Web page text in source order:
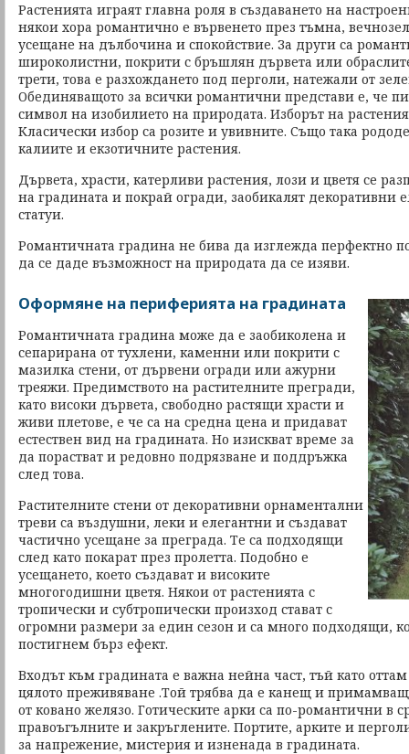
Растенията играят главна роля в създаването на
някои хора романтично е вървенето през тъмна,
усещане на дълбочина и спокойствие. За други са
широколистни, покрити с бръшлян дървета или
трети, това е разхождането под перголи, натежали от
Обединяващото за всички романтични представи е, че
символ на изобилието на природата. Изборът на
Класически избор са розите и увивните. Също така
калиите и екзотичните растения.
Дървета, храсти, катерливи растения, лози и цветя се
на градината и покрай огради, заобикалят декоративни
статуи.
Романтичната градина не бива да изглежда перфектно
да се даде възможност на природата да се изяви.
Оформяне на периферията на градината
Романтичната градина може да е заобиколена и
сепарирана от тухлени, каменни или покрити с
мазилка стени, от дървени огради или ажурни
треяжи. Предимството на растителните прегради,
като високи дървета, свободно растящи храсти и
живи плетове, е че са на средна цена и придават
естествен вид на градината. Но изискват време за
да порастват и редовно подрязване и поддръжка
след това.
Растителните стени от декоративни орнаментални
треви са въздушни, леки и елегантни и създават
частично усещане за преграда. Те са подходящи
след като покарат през пролетта. Подобно е
усещането, което създават и високите
многогодишни цветя. Някои от растенията с
тропически и субтропически произход стават с
огромни размери за един сезон и са много подходящи,
постигнем бърз ефект.
Входът към градината е важна нейна част, тъй като оттам
цялото преживяване .Той трябва да е канещ и
от ковано желязо. Готическите арки са по-романтични в
правоъгълните и закръглените. Портите, арките и
за напрежение, мистерия и изненада в градината.